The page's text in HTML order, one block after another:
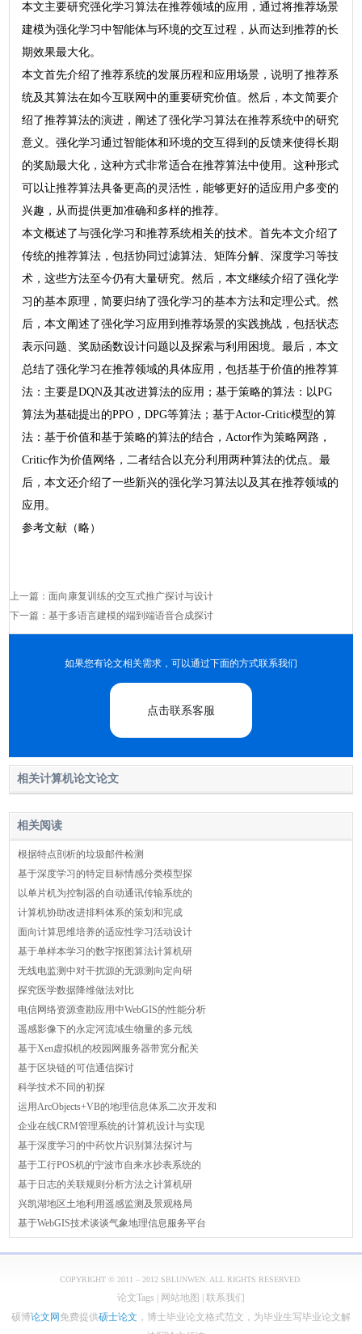
本文主要研究强化学习算法在推荐领域的应用，通过将推荐场景
建模为强化学习中智能体与环境的交互过程，从而达到推荐的长
期效果最大化。
本文首先介绍了推荐系统的发展历程和应用场景，说明了推荐系
统及其算法在如今互联网中的重要研究价值。然后，本文简要介
绍了推荐算法的演进，阐述了强化学习算法在推荐系统中的研究
意义。强化学习通过智能体和环境的交互得到的反馈来使得长期
的奖励最大化，这种方式非常适合在推荐算法中使用。这种形式
可以让推荐算法具备更高的灵活性，能够更好的适应用户多变的
兴趣，从而提供更加准确和多样的推荐。
本文概述了与强化学习和推荐系统相关的技术。首先本文介绍了
传统的推荐算法，包括协同过滤算法、矩阵分解、深度学习等技
术，这些方法至今仍有大量研究。然后，本文继续介绍了强化学
习的基本原理，简要归纳了强化学习的基本方法和定理公式。然
后，本文阐述了强化学习应用到推荐场景的实践挑战，包括状态
表示问题、奖励函数设计问题以及探索与利用困境。最后，本文
总结了强化学习在推荐领域的具体应用，包括基于价值的推荐算
法：主要是DQN及其改进算法的应用；基于策略的算法：以PG
算法为基础提出的PPO，DPG等算法；基于Actor-Critic模型的算
法：基于价值和基于策略的算法的结合，Actor作为策略网路，
Critic作为价值网络，二者结合以充分利用两种算法的优点。最
后，本文还介绍了一些新兴的强化学习算法以及其在推荐领域的
应用。
参考文献（略）
上一篇：面向康复训练的交互式推广探讨与设计
下一篇：基于多语言建模的端到端语音合成探讨
如果您有论文相关需求，可以通过下面的方式联系我们
点击联系客服
相关计算机论文论文
相关阅读
根据特点剖析的垃圾邮件检测
基于深度学习的特定目标情感分类模型探
以单片机为控制器的自动通讯传输系统的
计算机协助改进排料体系的策划和完成
面向计算思维培养的适应性学习活动设计
基于单样本学习的数字抠图算法计算机研
无线电监测中对干扰源的无源测向定向研
探究医学数据降维做法对比
电信网络资源查勘应用中WebGIS的性能分析
遥感影像下的永定河流域生物量的多元线
基于Xen虚拟机的校园网服务器带宽分配关
基于区块链的可信通信探讨
科学技术不同的初探
运用ArcObjects+VB的地理信息体系二次开发和
企业在线CRM管理系统的计算机设计与实现
基于深度学习的中药饮片识别算法探讨与
基于工行POS机的宁波市自来水抄表系统的
基于日志的关联规则分析方法之计算机研
兴凯湖地区土地利用遥感监测及景观格局
基于WebGIS技术谈谈气象地理信息服务平台
COPYRIGHT © 2011 – 2012 SBLUNWEN. ALL RIGHTS RESERVED.
论文Tags | 网站地图 | 联系我们
硕博论文网免费提供硕士论文 ，博士毕业论文格式范文，为毕业生写毕业论文解